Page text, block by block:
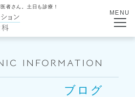
INFORMATION
ブログ
者さん。土日も診療！
MENU